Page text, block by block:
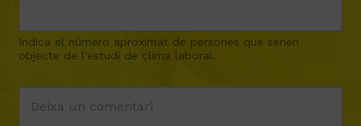
Indica el número aproximat de persones que serien
objecte de l'estudi de clima laboral.